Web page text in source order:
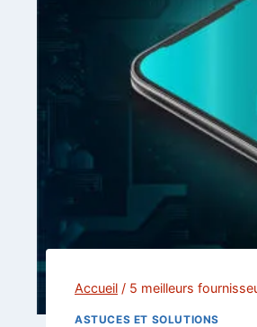
Accueil / 5 meilleurs
ASTUCES ET SOLUTIONS